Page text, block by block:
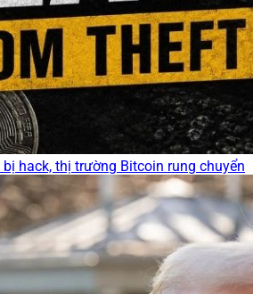
hack, thị trường Bitcoin rung chuyển